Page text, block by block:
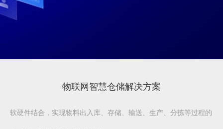
物联网智慧仓储解决方案
软硬件结合，实现物料出入库、存储、输送、生产、分拣等过程的